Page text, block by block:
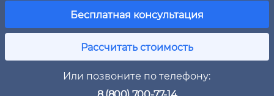
Бесплатная консультация
Рассчитать стоимость
Или позвоните по телефону: